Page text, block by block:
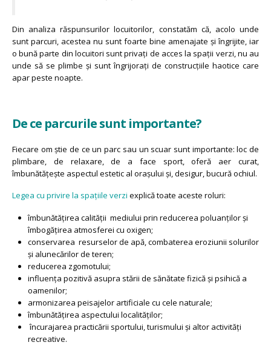
Din analiza răspunsurilor locuitorilor, constatăm că, acolo unde
sunt parcuri, acestea nu sunt foarte bine amenajate și îngrijite, iar
o bună parte din locuitori sunt privați de acces la spații verzi, nu au
unde să se plimbe și sunt îngrijorați de construcțiile haotice care
apar peste noapte.
De ce parcurile sunt importante?
Fiecare om știe de ce un parc sau un scuar sunt importante: loc de
plimbare, de relaxare, de a face sport, oferă aer curat,
îmbunătățește aspectul estetic al orașului și, desigur, bucură ochiul.
Legea cu privire la spațiile verzi explică toate aceste roluri:
îmbunătăţirea calităţii mediului prin reducerea poluanţilor şi
îmbogăţirea atmosferei cu oxigen;
conservarea resurselor de apă, combaterea eroziunii solurilor
şi alunecărilor de teren;
reducerea zgomotului;
influenţa pozitivă asupra stării de sănătate fizică şi psihică a
oamenilor;
armonizarea peisajelor artificiale cu cele naturale;
îmbunătăţirea aspectului localităţilor;
încurajarea practicării sportului, turismului şi altor activităţi
recreative.